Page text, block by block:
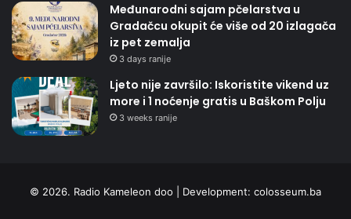
Međunarodni sajam pčelarstva u
Gradačcu okupit će više od 20 izlagača
iz pet zemalja
3 days ranije
Ljeto nije završilo: Iskoristite vikend uz
more i 1 noćenje gratis u Baškom Polju
3 weeks ranije
© 2026. Radio Kameleon doo | Development: colosseum.ba